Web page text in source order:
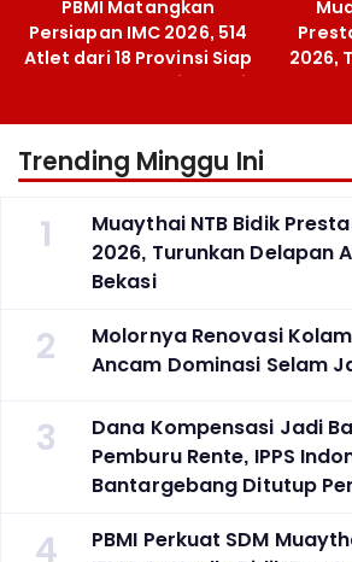
PBMI Matangkan
Persiapan IMC 2026, 514
Atlet dari 18 Provinsi Siap
Berlaga Besok di Bekasi
2026,
Atlet
Trending Minggu Ini
1
Muaythai NTB Bidik
2026, Turunkan Delapan
Bekasi
2
Molornya Renovasi
Ancam Dominasi Selam
3
Dana Kompensasi Jadi
Pemburu Rente, IPPS
Bantargebang Ditutup
4
PBMI Perkuat SDM